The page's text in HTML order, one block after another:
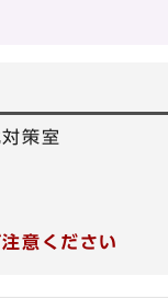
策室
意ください